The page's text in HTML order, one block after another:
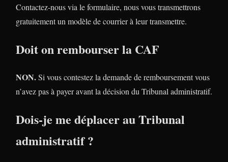
Contactez-nous via le formulaire, nous vous transmettrons
gratuitement un modèle de courrier à leur transmettre.
Doit on rembourser la CAF
NON.Si vous contestez la demande de remboursement vous
n’avez pas à payer avant la décision du Tribunal administratif.
Dois-je me déplacer au Tribunal
administratif ?